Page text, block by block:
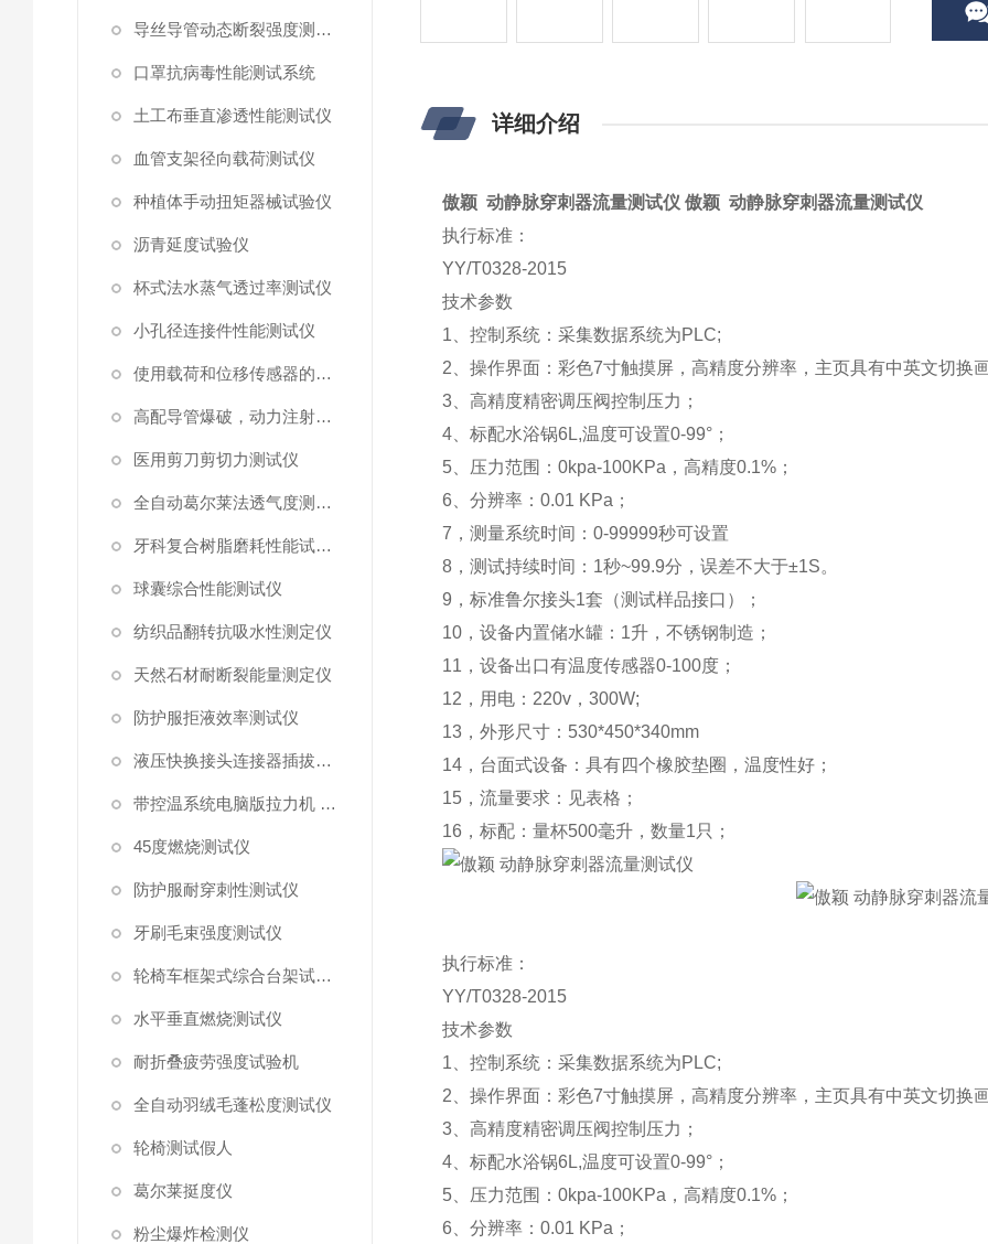
导丝导管动态断裂强度测试仪
口罩抗病毒性能测试系统
土工布垂直渗透性能测试仪
血管支架径向载荷测试仪
种植体手动扭矩器械试验仪
沥青延度试验仪
杯式法水蒸气透过率测试仪
小孔径连接件性能测试仪
使用载荷和位移传感器的塑料高速穿刺特性测试仪
高配导管爆破，动力注射中流量及压力测试仪
医用剪刀剪切力测试仪
全自动葛尔莱法透气度测试仪
牙科复合树脂磨耗性能试验仪
球囊综合性能测试仪
纺织品翻转抗吸水性测定仪
天然石材耐断裂能量测定仪
防护服拒液效率测试仪
液压快换接头连接器插拔泄漏测试仪
带控温系统电脑版拉力机 统电脑版拉力机
45度燃烧测试仪
防护服耐穿刺性测试仪
牙刷毛束强度测试仪
轮椅车框架式综合台架试验机
水平垂直燃烧测试仪
耐折叠疲劳强度试验机
全自动羽绒毛蓬松度测试仪
轮椅测试假人
葛尔莱挺度仪
粉尘爆炸检测仪
详细介绍
傲颖 动静脉穿刺器流量测试仪 傲颖 动静脉穿刺器流量测试仪
执行标准：
YY/T0328-2015
技术参数
1、控制系统：采集数据系统为PLC;
2、操作界面：彩色7寸触摸屏，高精度分辨率，主页具有中英文切换
3、高精度精密调压阀控制压力；
4、标配水浴锅6L,温度可设置0-99°；
5 、压力范围：0kpa-100KPa ，高精度0.1% ；
6 、分辨率：0.01 KPa ；
7 ，测量系统时间 ：0-99999秒可设置
8 ，测试持续时间： 1秒~99.9分，误差不大于±1S。
9 ，标准鲁尔接头1套（测试样品接口）；
10 ，设备内置储水罐： 1升，不锈钢制造；
11 ，设备出口有温度传感器0-100度；
12 ，用电： 220v ，300W;
13 ，外形尺寸： 530*450*340mm
14 ，台面式设备：具有四个橡胶垫圈，温度性好；
15 ，流量要求：见表格；
16 ，标配：量杯500毫升，数量1 只；
执行标准：
YY/T0328-2015
技术参数
1、控制系统：采集数据系统为PLC;
2、操作界面：彩色7寸触摸屏，高精度分辨率，主页具有中英文切换
3、高精度精密调压阀控制压力；
4、标配水浴锅6L,温度可设置0-99°；
5 、压力范围：0kpa-100KPa ，高精度0.1% ；
6 、分辨率：0.01 KPa ；